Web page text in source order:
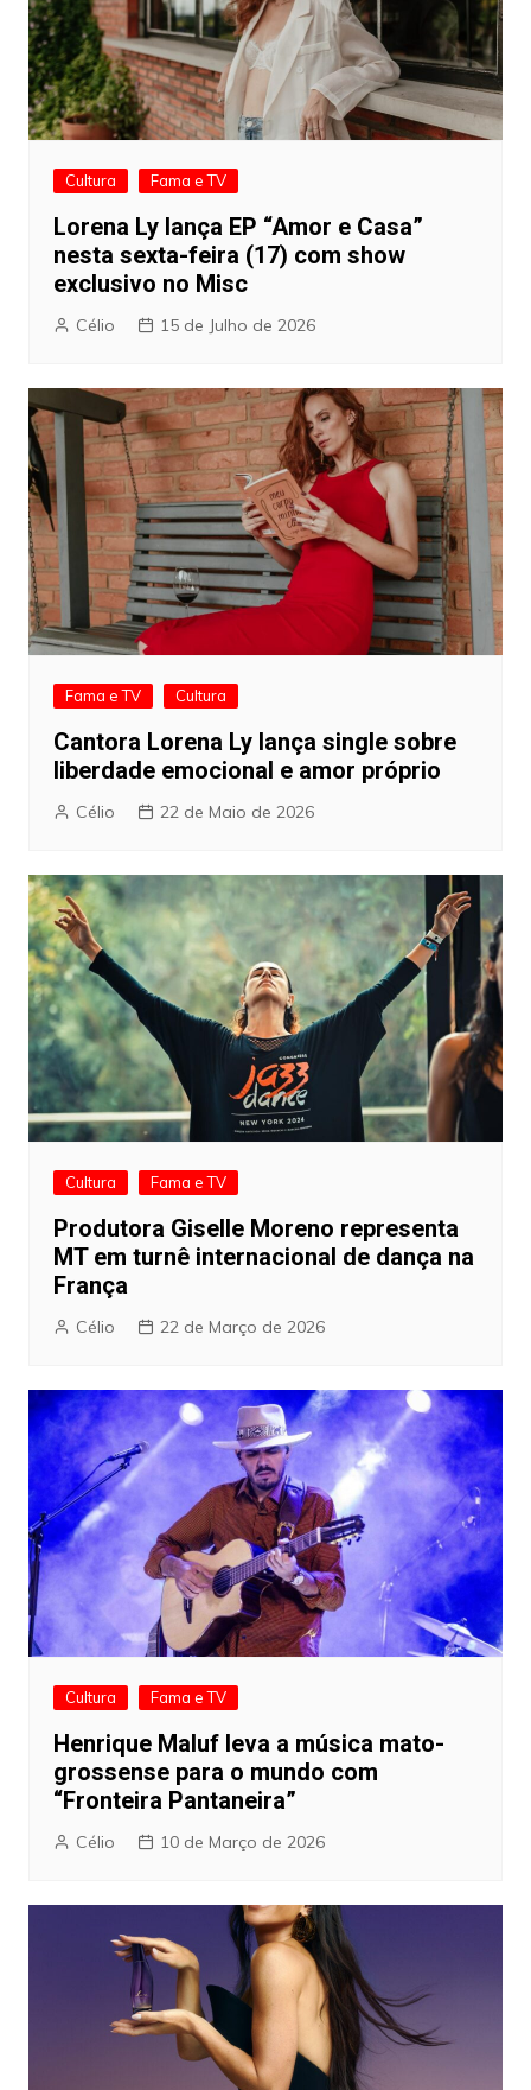
Cultura Fama e TV
Lorena Ly lança EP “Amor e Casa”
nesta sexta-feira (17) com show
exclusivo no Misc
Célio 15 de Julho de 2026
Fama e TV Cultura
Cantora Lorena Ly lança single sobre
liberdade emocional e amor próprio
Célio 22 de Maio de 2026
Cultura Fama e TV
Produtora Giselle Moreno representa
MT em turnê internacional de dança na
França
Célio 22 de Março de 2026
Cultura Fama e TV
Henrique Maluf leva a música mato-
grossense para o mundo com
“Fronteira Pantaneira”
Célio 10 de Março de 2026